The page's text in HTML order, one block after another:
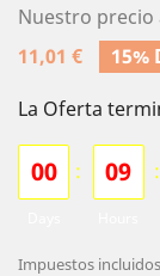
Nuestro
11,01 €
15%
La Oferta
00 : 09 :
Impuestos incluidos